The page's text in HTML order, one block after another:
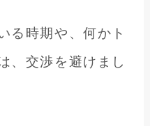
る時期や、何かト
、交渉を避けまし